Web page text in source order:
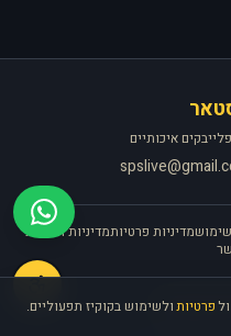
איכותיים
מדיניות פרטיותמדיניות החזרות
אקו״ם ול פרטיותולשימוש בקוקיז תפעוליים.